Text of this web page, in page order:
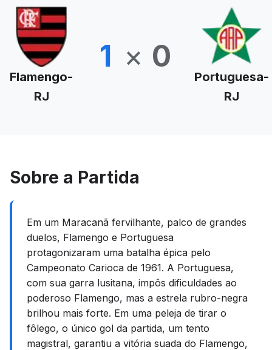
Flamengo-
RJ
1 × 0
Portuguesa-
RJ
Sobre a Partida
Em um Maracanã fervilhante, palco de grandes
duelos, Flamengo e Portuguesa
protagonizaram uma batalha épica pelo
Campeonato Carioca de 1961. A Portuguesa,
com sua garra lusitana, impôs dificuldades ao
poderoso Flamengo, mas a estrela rubro-negra
brilhou mais forte. Em uma peleja de tirar o
fôlego, o único gol da partida, um tento
magistral, garantiu a vitória suada do Flamengo,